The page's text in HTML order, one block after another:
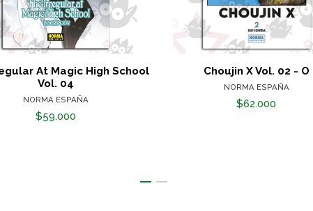
At Magic High School
Vol. 04
NORMA ESPAÑA
$59.000
Choujin X Vol. 02 - O
NORMA ESPAÑA
$62.000